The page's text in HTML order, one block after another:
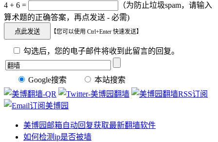
4 + 6 =
（为防止垃圾spam，请输入
算术题的正确答案，再点发送 - 必需)
【您可以使用 Ctrl+Enter 快速发送】
勾选后，您的电子邮件将收到此留言的回复。
Google搜索 本站搜索
美博园邮箱自动回复获取最新翻墙软件
如何检测ip是否被墙